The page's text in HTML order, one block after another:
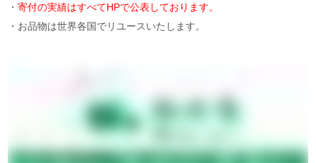
・寄付の実績はすべてHPで公表しております。
・お品物は世界各国でリユースいたします。